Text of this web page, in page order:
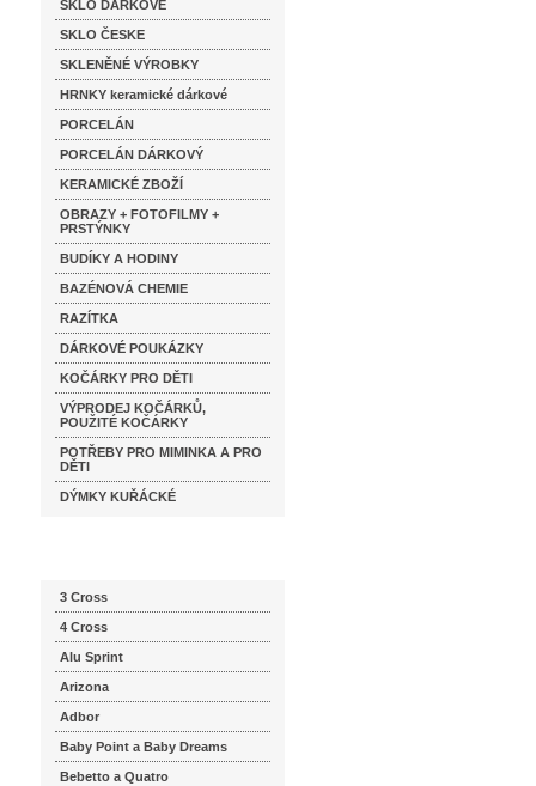
SKLO DÁRKOVÉ
SKLO ČESKE
SKLENĚNÉ VÝROBKY
HRNKY keramické dárkové
PORCELÁN
PORCELÁN DÁRKOVÝ
KERAMICKÉ ZBOŽÍ
OBRAZY + FOTOFILMY +
PRSTÝNKY
BUDÍKY A HODINY
BAZÉNOVÁ CHEMIE
RAZÍTKA
DÁRKOVÉ POUKÁZKY
KOČÁRKY PRO DĚTI
VÝPRODEJ KOČÁRKŮ,
POUŽITÉ KOČÁRKY
POTŘEBY PRO MIMINKA A PRO
DĚTI
DÝMKY KUŘÁCKÉ
3 Cross
4 Cross
Alu Sprint
Arizona
Adbor
Baby Point a Baby Dreams
Bebetto a Quatro